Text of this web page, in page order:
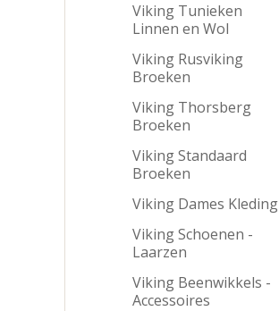
Viking Tunieken
Linnen en Wol
Viking Rusviking
Broeken
Viking Thorsberg
Broeken
Viking Standaard
Broeken
Viking Dames Kleding
Viking Schoenen -
Laarzen
Viking Beenwikkels -
Accessoires